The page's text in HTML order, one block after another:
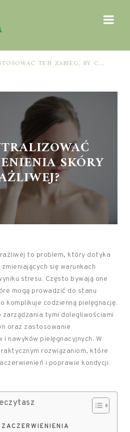
SKÓRY
to problem, który dotyka
się warunkach
stresu. Często bywają one
mogą prowadzić do stanu
komplikuje codzienną pielęgnację.
zarządzania tymi dolegliwościami
oraz zastosowanie
i nawyków pielęgnacyjnych. W
rozwiązaniom, które
i poprawie kondycji